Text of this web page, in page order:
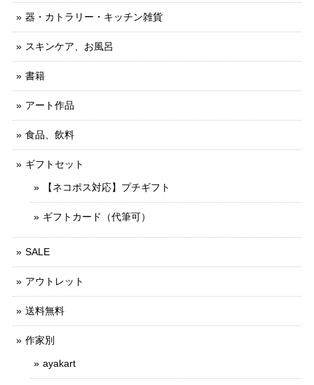
器・カトラリー・キッチン雑貨
スキンケア、お風呂
書籍
アート作品
食品、飲料
ギフトセット
【ネコポス対応】プチギフト
ギフトカード（代筆可）
SALE
アウトレット
送料無料
作家別
ayakart